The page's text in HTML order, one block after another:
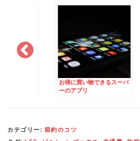
世界唯一のLEGO Houseの
楽しみ方 – レゴハウス攻略
カテゴリー: 節約のコツ